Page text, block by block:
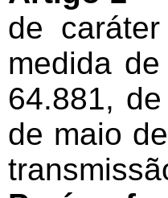
de
medida
64.881,
de maio